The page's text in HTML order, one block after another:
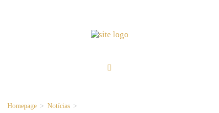
Homepage > Notícias >